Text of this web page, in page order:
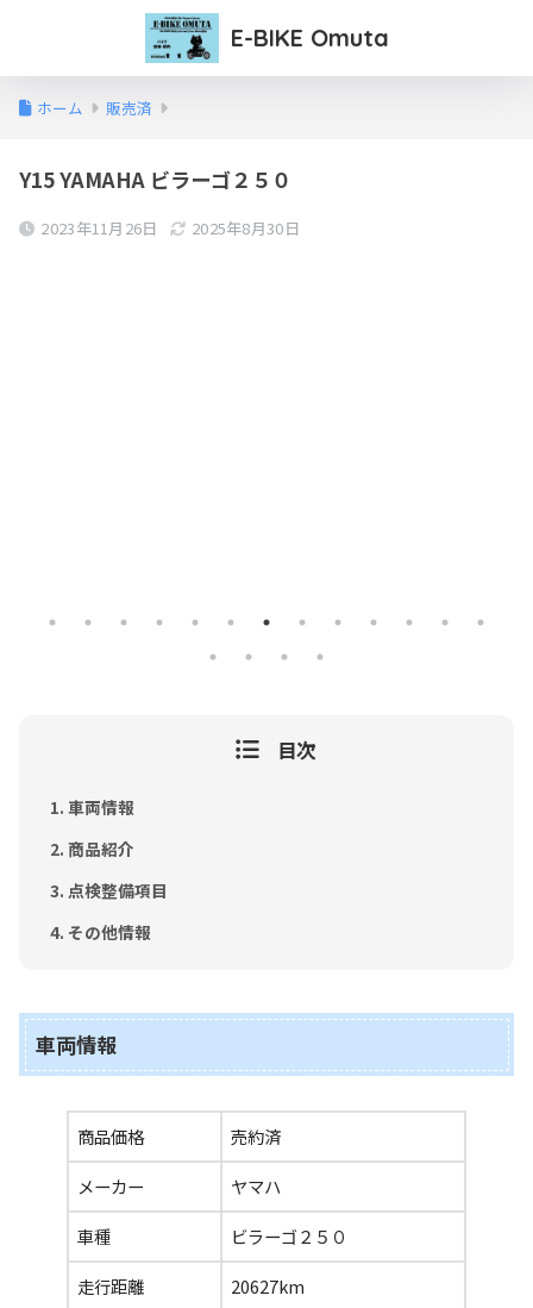
E-BIKE Omuta
ホーム 販売済
Y15 YAMAHA ビラーゴ２５０
2023年11月26日 2025年8月30日
目次
車両情報
商品紹介
点検整備項目
その他情報
車両情報
商品価格
売約済
メーカー
ヤマハ
車種
ビラーゴ２５０
走行距離
20627km